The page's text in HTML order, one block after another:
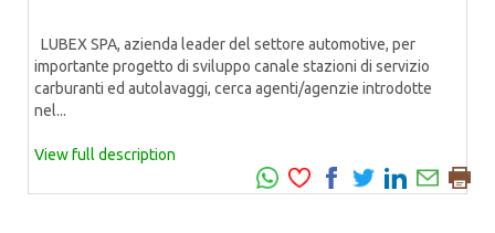
LUBEX SPA, azienda leader del settore automotive, per
importante progetto di sviluppo canale stazioni di servizio
carburanti ed autolavaggi, cerca agenti/agenzie introdotte
nel...
View full description